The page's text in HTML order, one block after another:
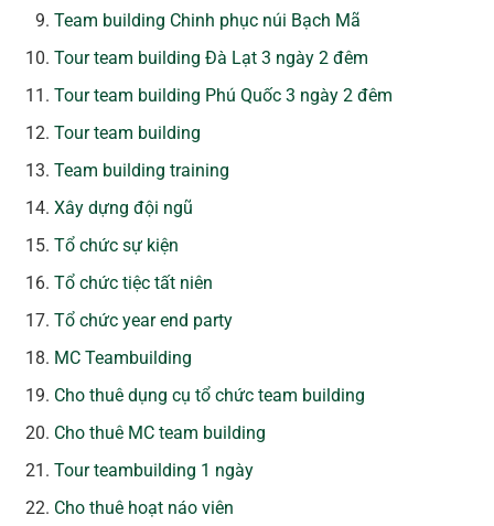
Team building Chinh phục núi Bạch Mã
Tour team building Đà Lạt 3 ngày 2 đêm
Tour team building Phú Quốc 3 ngày 2 đêm
Tour team building
Team building training
Xây dựng đội ngũ
Tổ chức sự kiện
Tổ chức tiệc tất niên
Tổ chức year end party
MC Teambuilding
Cho thuê dụng cụ tổ chức team building
Cho thuê MC team building
Tour teambuilding 1 ngày
Cho thuê hoạt náo viên